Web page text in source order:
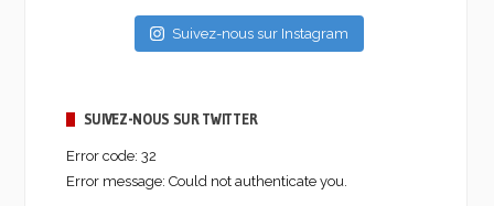
Suivez-nous sur Instagram
SUIVEZ-NOUS SUR TWITTER
Error code: 32
Error message: Could not authenticate you.